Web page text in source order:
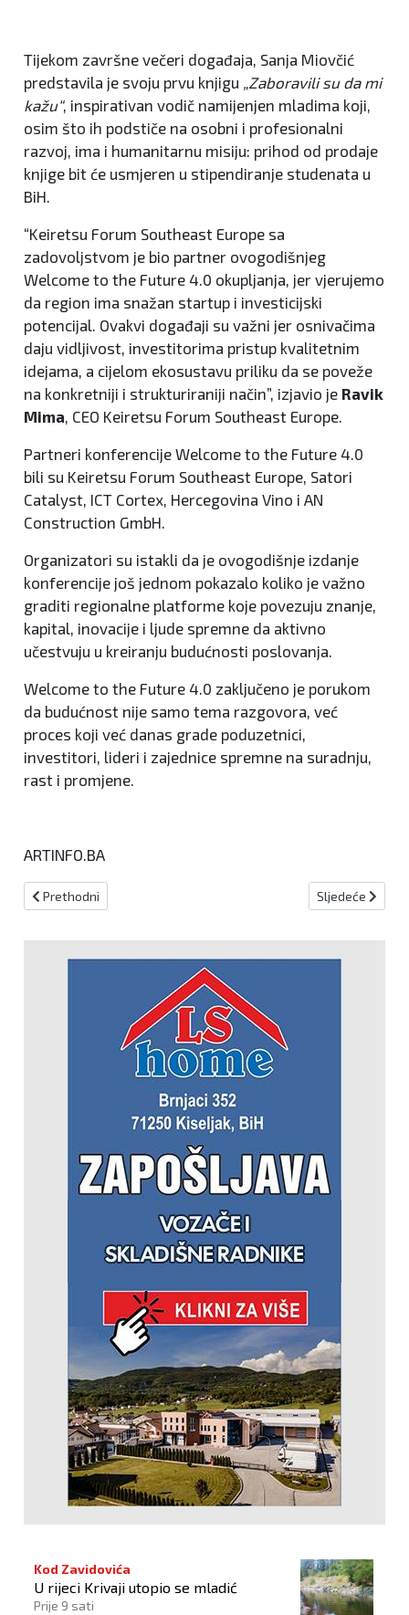
Tijekom završne večeri događaja, Sanja Miovčić
predstavila je svoju prvu knjigu „Zaboravili su da mi
kažu“, inspirativan vodič namijenjen mladima koji,
osim što ih podstiče na osobni i profesionalni
razvoj, ima i humanitarnu misiju: prihod od prodaje
knjige bit će usmjeren u stipendiranje studenata u
BiH.
“Keiretsu Forum Southeast Europe sa
zadovoljstvom je bio partner ovogodišnjeg
Welcome to the Future 4.0 okupljanja, jer vjerujemo
da region ima snažan startup i investicijski
potencijal. Ovakvi događaji su važni jer osnivačima
daju vidljivost, investitorima pristup kvalitetnim
idejama, a cijelom ekosustavu priliku da se poveže
na konkretniji i strukturiraniji način”, izjavio je Ravik
Mima, CEO Keiretsu Forum Southeast Europe.
Partneri konferencije Welcome to the Future 4.0
bili su Keiretsu Forum Southeast Europe, Satori
Catalyst, ICT Cortex, Hercegovina Vino i AN
Construction GmbH.
Organizatori su istakli da je ovogodišnje izdanje
konferencije još jednom pokazalo koliko je važno
graditi regionalne platforme koje povezuju znanje,
kapital, inovacije i ljude spremne da aktivno
učestvuju u kreiranju budućnosti poslovanja.
Welcome to the Future 4.0 zaključeno je porukom
da budućnost nije samo tema razgovora, već
proces koji već danas grade poduzetnici,
investitori, lideri i zajednice spremne na suradnju,
rast i promjene.
ARTINFO.BA
Prethodni članak: VAR u Ovalnom uredu
Prethodni Sljedeći članak:
Sljedeće
Kod Zavidovića
U rijeci Krivaji utopio se mladić
Prije 9 sati